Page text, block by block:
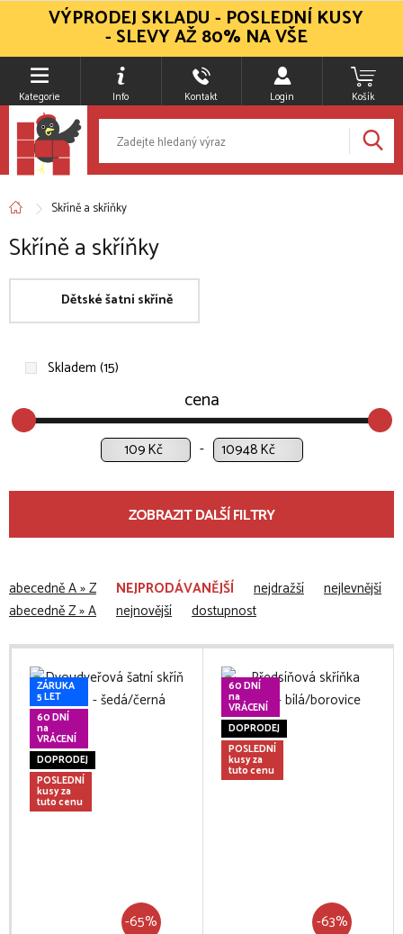
Kategorie Info Kontakt Login Košík
Skříně a skříňky
Skříně a skříňky
Dětské šatní skříně
Skladem (15)
cena
Kč Kč
ZOBRAZIT DALŠÍ FILTRY
abecedně A » Z NEJPRODÁVANĚJŠÍ nejdražší
nejlevnější
abecedně Z » A
nejnovější dostupnost
ZÁRUKA
5 LET
60 DNÍ
na
VRÁCENÍ
DOPRODEJ
POSLEDNÍ
kusy za
tuto cenu
-65%
60 DNÍ
na
VRÁCENÍ
DOPRODEJ
POSLEDNÍ
kusy za
tuto cenu
-63%
VÝPRODEJ SKLADU - POSLEDNÍ KUSY
- SLEVY AŽ 80% NA VŠE